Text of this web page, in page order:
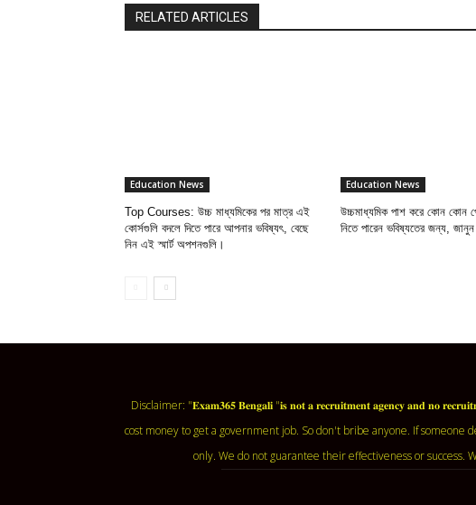
RELATED ARTICLES
Education News
Top Courses: উচ্চ মাধ্যমিকের পর মাত্র এই
কোর্সগুলি বদলে দিতে পারে আপনার ভবিষ্যৎ, বেছে
নিন এই স্মার্ট অপশনগুলি।
Education News
উচ্চমাধ্যমিক পাশ করে কোন কোন
নিতে পারেন ভবিষ্যতের জন্য,
Disclaimer: "𝐄𝐱𝐚𝐦𝟑𝟔𝟓 𝐁𝐞𝐧𝐠𝐚𝐥𝐢 "𝐢𝐬 𝐧𝐨𝐭 𝐚 𝐫𝐞𝐜𝐫𝐮𝐢𝐭𝐦𝐞𝐧𝐭 𝐚𝐠𝐞𝐧𝐜𝐲 𝐚𝐧𝐝 𝐧𝐨
cost money to get a government job. So don't bribe anyone. If someone
only. We do not guarantee their effectiveness or success.